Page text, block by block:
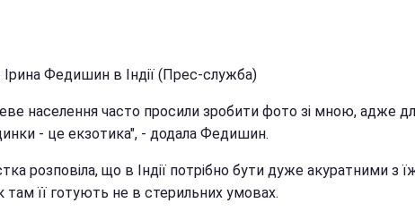
Федишин в Індії (Прес-служба)
населення часто просили зробити фото зі мною, адже
- це екзотика", - додала Федишин.
розповіла, що в Індії потрібно бути дуже акуратними з
там її готують не в стерильних умовах.